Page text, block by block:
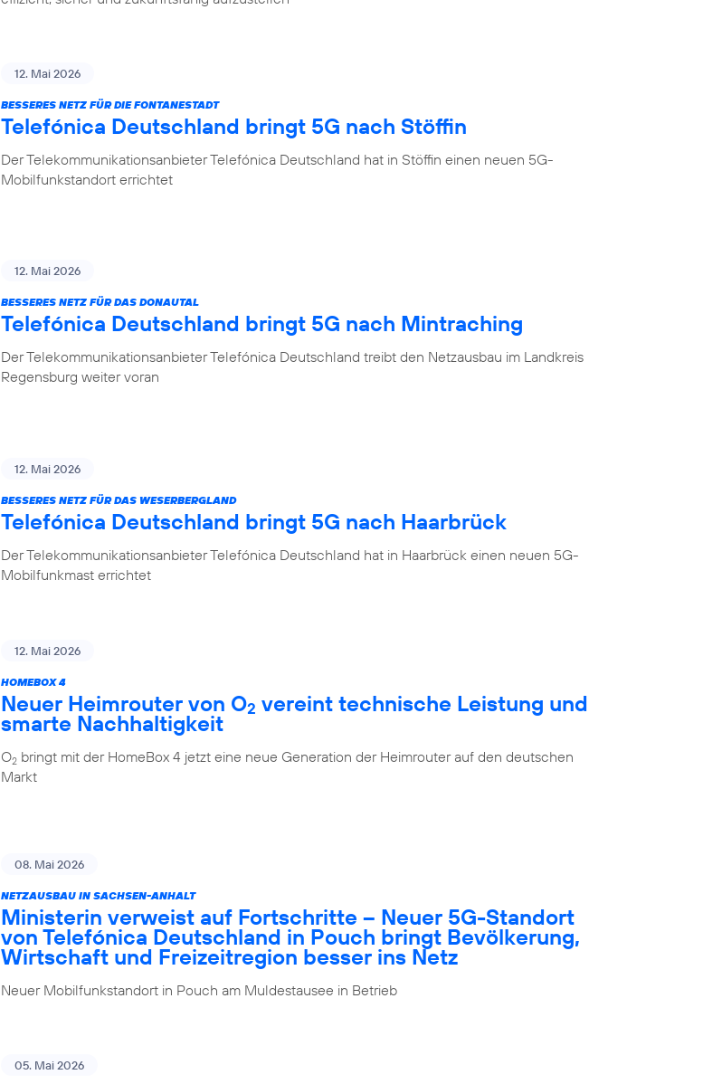
12. Mai 2026
BESSERES NETZ FÜR DIE FONTANESTADT
Telefónica Deutschland bringt 5G nach Stöffin
Der Telekommunikationsanbieter Telefónica Deutschland hat in Stöffin einen neuen 5G-
Mobilfunkstandort errichtet
12. Mai 2026
BESSERES NETZ FÜR DAS DONAUTAL
Telefónica Deutschland bringt 5G nach Mintraching
Der Telekommunikationsanbieter Telefónica Deutschland treibt den Netzausbau im Landkreis
Regensburg weiter voran
12. Mai 2026
BESSERES NETZ FÜR DAS WESERBERGLAND
Telefónica Deutschland bringt 5G nach Haarbrück
Der Telekommunikationsanbieter Telefónica Deutschland hat in Haarbrück einen neuen 5G-
Mobilfunkmast errichtet
12. Mai 2026
HOMEBOX 4
Neuer Heimrouter von O2 vereint technische Leistung und
smarte Nachhaltigkeit
O2 bringt mit der HomeBox 4 jetzt eine neue Generation der Heimrouter auf den deutschen
Markt
08. Mai 2026
NETZAUSBAU IN SACHSEN-ANHALT
Ministerin verweist auf Fortschritte – Neuer 5G-Standort
von Telefónica Deutschland in Pouch bringt Bevölkerung,
Wirtschaft und Freizeitregion besser ins Netz
Neuer Mobilfunkstandort in Pouch am Muldestausee in Betrieb
05. Mai 2026